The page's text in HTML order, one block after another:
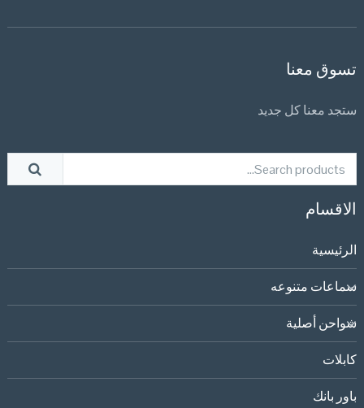
تسوق معنا
ستجد معنا كل جديد
الاقسام
الرئيسية
سماعات متنوعه
شواحن أصلية
كابلات
باور بانك